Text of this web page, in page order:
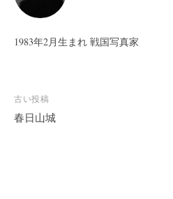
1983年2月生まれ 戦国写真家
投
稿
古い投稿
春日山城